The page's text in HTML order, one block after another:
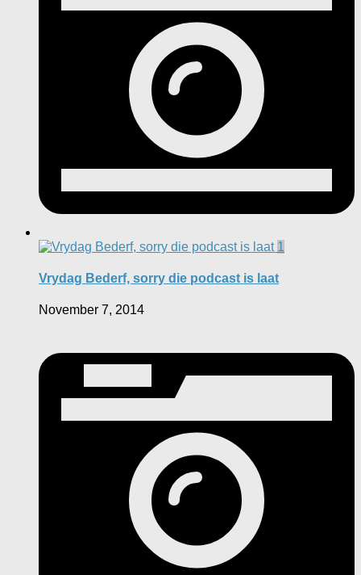
1
Vrydag Bederf, sorry die podcast is laat
November 7, 2014